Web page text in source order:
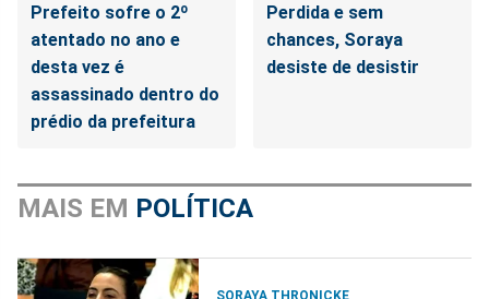
Prefeito sofre o 2º
atentado no ano e
desta vez é
assassinado dentro do
prédio da prefeitura
Perdida e sem
chances, Soraya
desiste de desistir
MAIS EM POLÍTICA
SORAYA THRONICKE